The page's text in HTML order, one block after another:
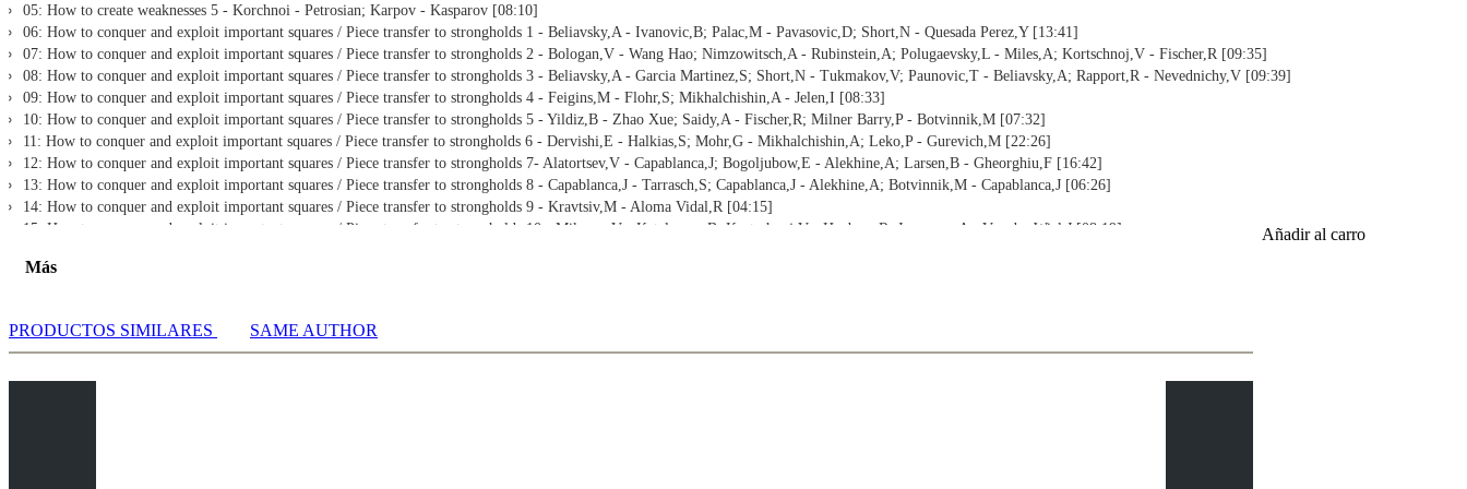
05: How to create weaknesses 5 - Korchnoi - Petrosian; Karpov - Kasparov [08:10]
06: How to conquer and exploit important squares / Piece transfer to strongholds 1 - Beliavsky,A - Ivanovic,B; Palac,M - Pavasovic,D; Short,N - Quesada Perez,Y [13:41]
07: How to conquer and exploit important squares / Piece transfer to strongholds 2 - Bologan,V - Wang Hao; Nimzowitsch,A - Rubinstein,A; Polugaevsky,L - Miles,A; Kortschnoj,V - Fischer,R [09:35]
08: How to conquer and exploit important squares / Piece transfer to strongholds 3 - Beliavsky,A - Garcia Martinez,S; Short,N - Tukmakov,V; Paunovic,T - Beliavsky,A; Rapport,R - Nevednichy,V [09:39]
09: How to conquer and exploit important squares / Piece transfer to strongholds 4 - Feigins,M - Flohr,S; Mikhalchishin,A - Jelen,I [08:33]
10: How to conquer and exploit important squares / Piece transfer to strongholds 5 - Yildiz,B - Zhao Xue; Saidy,A - Fischer,R; Milner Barry,P - Botvinnik,M [07:32]
11: How to conquer and exploit important squares / Piece transfer to strongholds 6 - Dervishi,E - Halkias,S; Mohr,G - Mikhalchishin,A; Leko,P - Gurevich,M [22:26]
12: How to conquer and exploit important squares / Piece transfer to strongholds 7- Alatortsev,V - Capablanca,J; Bogoljubow,E - Alekhine,A; Larsen,B - Gheorghiu,F [16:42]
13: How to conquer and exploit important squares / Piece transfer to strongholds 8 - Capablanca,J - Tarrasch,S; Capablanca,J - Alekhine,A; Botvinnik,M - Capablanca,J [06:26]
14: How to conquer and exploit important squares / Piece transfer to strongholds 9 - Kravtsiv,M - Aloma Vidal,R [04:15]
15: How to conquer and exploit important squares / Piece transfer to strongholds 10 - Mikenas,V - Katalymov,B; Kortschnoj,V - Huebner,R; Jussupow,A - Van der Wiel,J [08:19]
17: Pawns 2 - Gligoric,S - Larsen,B; Beliavsky,A - Ftacnik,L [10:06]
20: Pawns 5- Bologan,V - Muzychuk,A; Taimanov,M - Vaganian,R [13:25]
22: Pawns 7 - Jimenez,E - Larsen,B [05:13]
Más
Añadir al carro
PRODUCTOS SIMILARES SAME AUTHOR